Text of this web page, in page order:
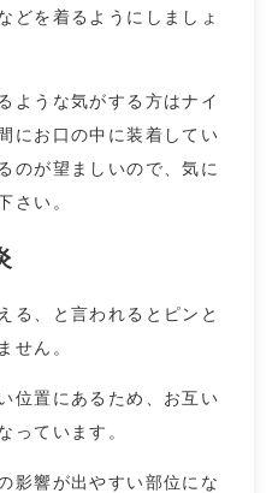
どを着るようにしましょ
ような気がする方はナイ
にお口の中に装着してい
のが望ましいので、気に
さい。
る、と言われるとピンと
せん。
位置にあるため、お互い
っています。
影響が出やすい部位にな